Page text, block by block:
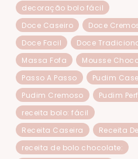
decoração bolo fácil
Doce Caseiro
Doce
Doce Facil
Doce
Massa Fofa
Mousse
Passo A Passo
Pudim
Pudim Cremoso
Pudim
receita bolo: fácil
Receita Caseira
Receita
receita de bolo chocolate: